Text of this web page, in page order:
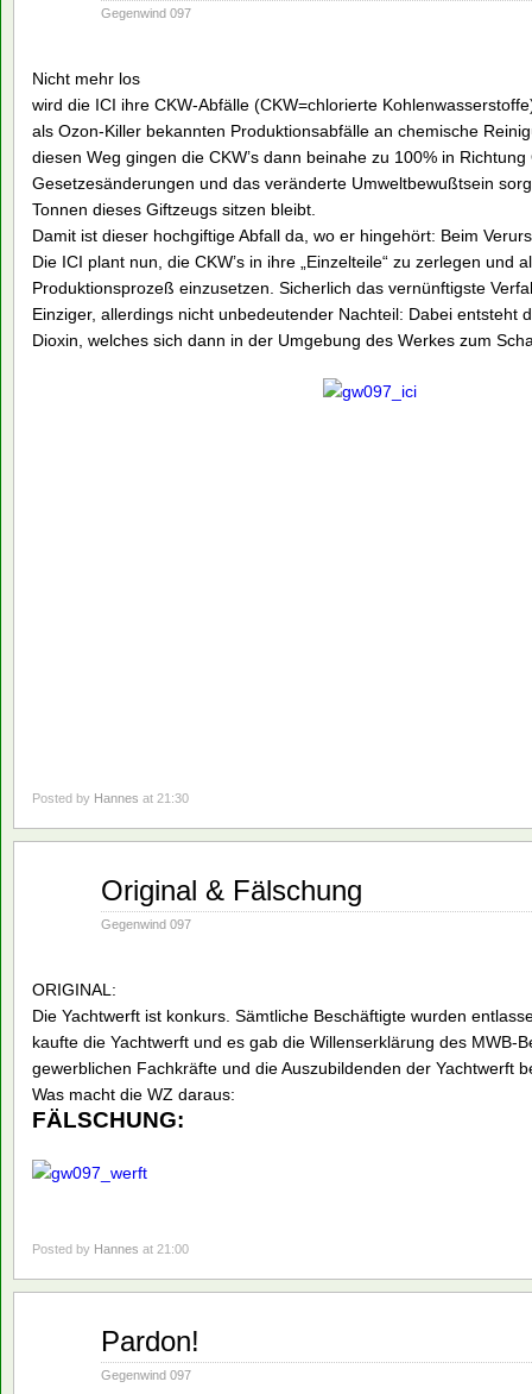
Gegenwind 097
Nicht mehr los
wird die ICI ihre CKW-Abfälle (CKW=chlorierte
als Ozon-Killer bekannten Produktionsabfälle an chemische
diesen Weg gingen die CKW’s dann beinahe zu 100% in
Gesetzesänderungen und das veränderte Umweltbewußtsein
Tonnen dieses Giftzeugs sitzen bleibt.
Damit ist dieser hochgiftige Abfall da, wo er hingehört: Beim
Die ICI plant nun, die CKW’s in ihre „Einzelteile“ zu zerlegen und
Produktionsprozeß einzusetzen. Sicherlich das vernünftigste
Einziger, allerdings nicht unbedeutender Nachteil: Dabei entsteht
Dioxin, welches sich dann in der Umgebung des Werkes zum
Posted by Hannes at 21:30
Original & Fälschung
Gegenwind 097
ORIGINAL:
Die Yachtwerft ist konkurs. Sämtliche Beschäftigte wurden
kaufte die Yachtwerft und es gab die Willenserklärung des MWB-
gewerblichen Fachkräfte und die Auszubildenden der Yachtwerft
Was macht die WZ daraus:
FÄLSCHUNG:
Posted by Hannes at 21:00
Pardon!
Gegenwind 097